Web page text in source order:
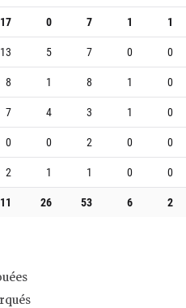
17 0 7 1
1
13 5 7 0
0
8 1 8 1
0
7 4 3 1
0
0 0 2 0
0
2 1 1 0
0
26 53 6 2